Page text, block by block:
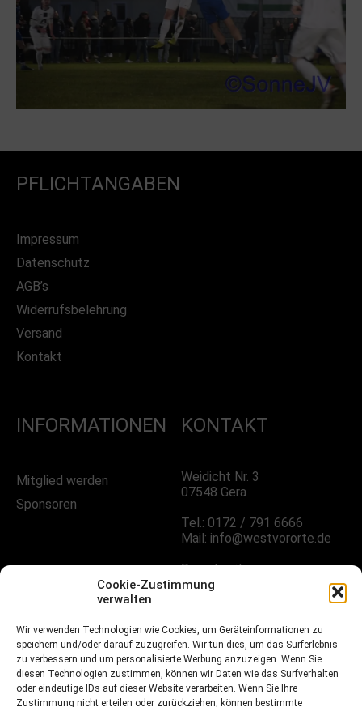
Cookie-Zustimmung
verwalten
Wir verwenden Technologien wie Cookies, um Geräteinformationen zu
speichern und/oder darauf zuzugreifen. Wir tun dies, um das Surferlebnis
zu verbessern und um personalisierte Werbung anzuzeigen. Wenn Sie
diesen Technologien zustimmen, können wir Daten wie das Surfverhalten
oder eindeutige IDs auf dieser Website verarbeiten. Wenn Sie Ihre
Zustimmung nicht erteilen oder zurückziehen, können bestimmte
PFLICHTANGABEN
Impressum
Datenschutz
AGB’s
Widerrufsbelehrung
Versand
Kontakt
INFORMATIONEN
Mitglied werden
Sponsoren
KONTAKT
Weidicht Nr. 3
07548 Gera
Tel.: 0172 / 791 6666
Mail: info@westvororte.de
Sprechzeiten:
Nach Vereinbarung
FOLGE UNS!
Facebook